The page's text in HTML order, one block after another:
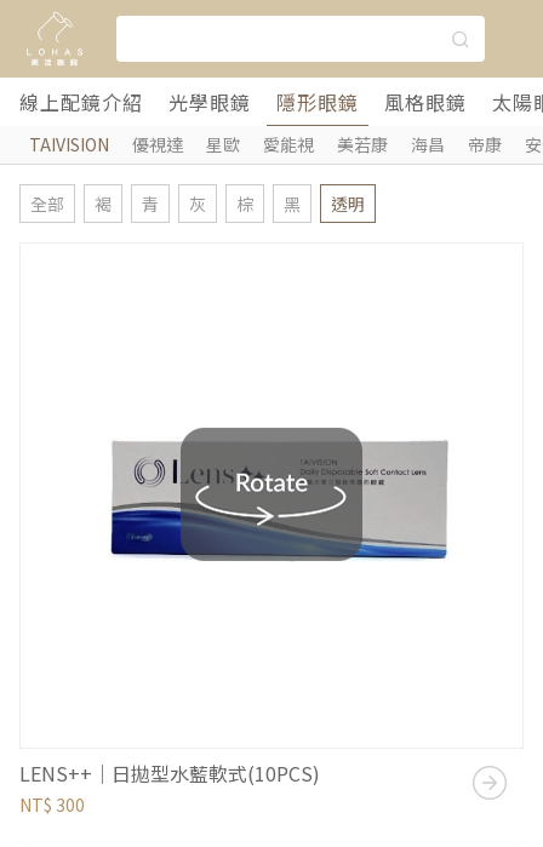
線上配鏡介紹 光學眼鏡 隱形眼鏡 風格眼鏡 太陽
TAIVISION 優視達 星歐 愛能視 美若康 海昌 帝康
全部 褐 青 灰 棕 黑 透明
LENS++｜日拋型水藍軟式(10PCS)
NT$ 300